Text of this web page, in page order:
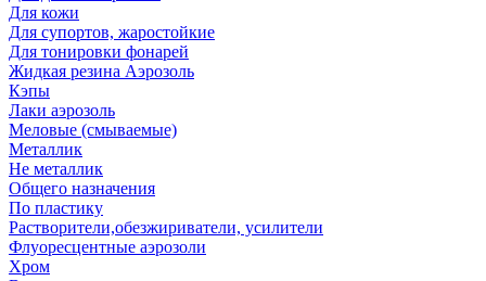
Для кожи
Для супортов, жаростойкие
Для тонировки фонарей
Жидкая резина Аэрозоль
Кэпы
Лаки аэрозоль
Меловые (смываемые)
Металлик
Не металлик
Общего назначения
По пластику
Растворители,обезжириватели, усилители
Флуоресцентные аэрозоли
Хром